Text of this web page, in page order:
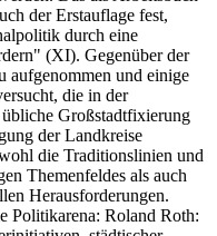
der Erstauflage fest,
durch eine
(XI). Gegenüber der
aufgenommen und einige
die in der
Großstadtfixierung
der Landkreise
die Traditionslinien und
Themenfeldes als auch
Herausforderungen.
Politikarena: Roland Roth: